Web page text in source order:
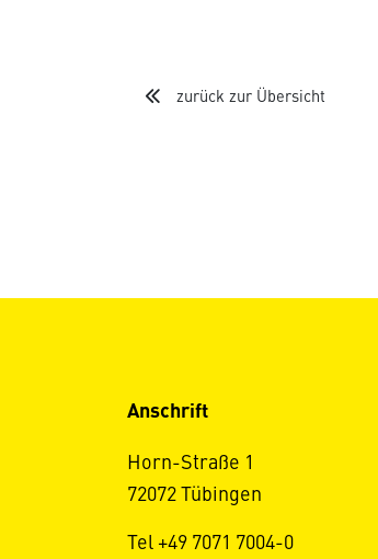
zurück zur Übersicht
Anschrift
Horn-Straße 1
72072 Tübingen
Tel +49 7071 7004-0